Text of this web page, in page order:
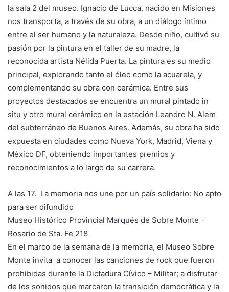
la sala 2 del museo. Ignacio de Lucca, nacido en Misiones
nos transporta, a través de su obra, a un diálogo íntimo
entre el ser humano y la naturaleza. Desde niño, cultivó su
pasión por la pintura en el taller de su madre, la
reconocida artista Nélida Puerta. La pintura es su medio
principal, explorando tanto el óleo como la acuarela, y
complementando su obra con cerámica. Entre sus
proyectos destacados se encuentra un mural pintado in
situ y otro mural cerámico en la estación Leandro N. Alem
del subterráneo de Buenos Aires. Además, su obra ha sido
expuesta en ciudades como Nueva York, Madrid, Viena y
México DF, obteniendo importantes premios y
reconocimientos a lo largo de su carrera.
A las 17. La memoria nos une por un país solidario: No apto
para ser difundido
Museo Histórico Provincial Marqués de Sobre Monte –
Rosario de Sta. Fe 218
En el marco de la semana de la memoria, el Museo Sobre
Monte invita a conocer las canciones de rock que fueron
prohibidas durante la Dictadura Cívico – Militar; a disfrutar
de los sonidos que marcaron la transición democrática y la